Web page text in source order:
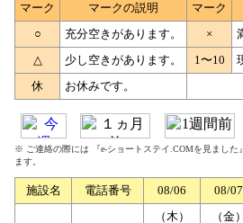
マーク マークの説明
マーク
○
充分空きがあります。 ×
△
少し空きがあります。 1〜10
休
お休みです。
※ ご連絡の際には 『e-ショートステイ.COMを見まし
ます。
施設名 電話番号 08/06
08/07
（木）
（金